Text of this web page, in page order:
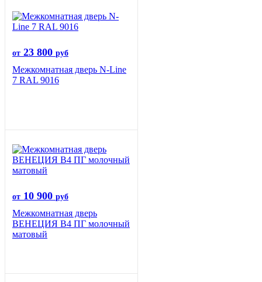
от 23 800 руб
Межкомнатная дверь N-Line
7 RAL 9016
от 10 900 руб
Межкомнатная дверь
ВЕНЕЦИЯ B4 ПГ молочный
матовый